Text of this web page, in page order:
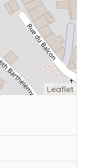
Leaflet